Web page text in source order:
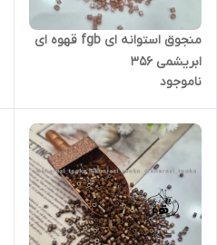
منجوق استوانه ای fgb قهوه ای
ابریشمی ۳۵۶
ناموجود